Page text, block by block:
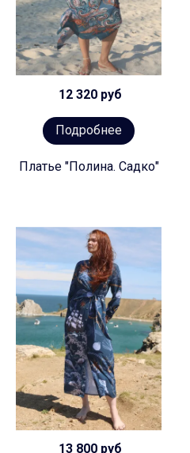
12 320 руб
Подробнее
Платье "Полина. Садко"
13 800 руб